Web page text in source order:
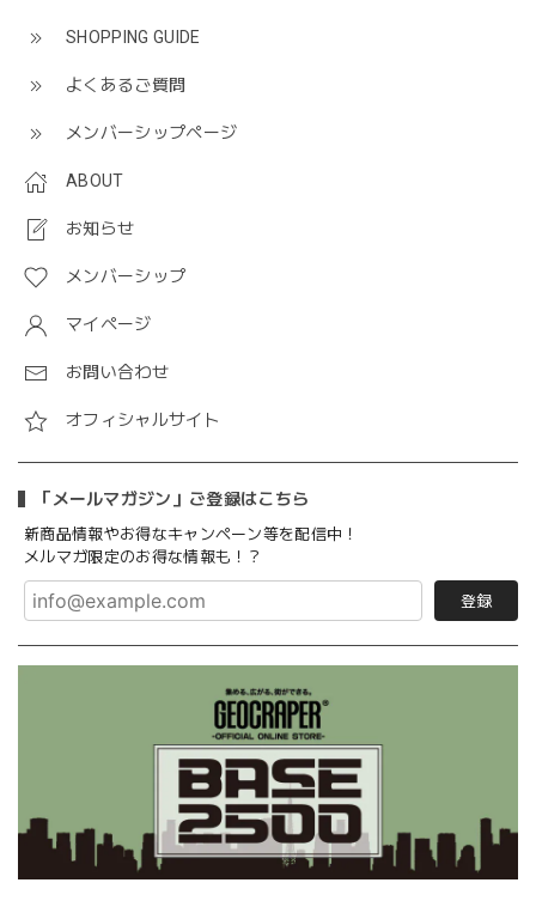
SHOPPING GUIDE
よくあるご質問
メンバーシップページ
ABOUT
お知らせ
メンバーシップ
マイページ
お問い合わせ
オフィシャルサイト
「メールマガジン」ご登録はこちら
新商品情報やお得なキャンペーン等を配信中！
メルマガ限定のお得な情報も！？
登録